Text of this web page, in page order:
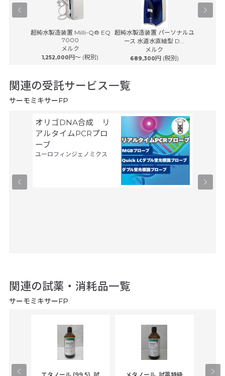
超純水製造装置 Milli-Q® EQ
7000
メルク
1,252,000円〜 (税別)
超純水製造装置 パーソナルユ
ース 水道水直結型 D...
メルク
689,300円 (税別)
関連の受託サービス一覧
サーモミキサーFP
オリゴDNA合成 リ
アルタイムPCRプロ
ーブ
ユーロフィンジェノミクス
関連の試薬・消耗品一覧
サーモミキサーFP